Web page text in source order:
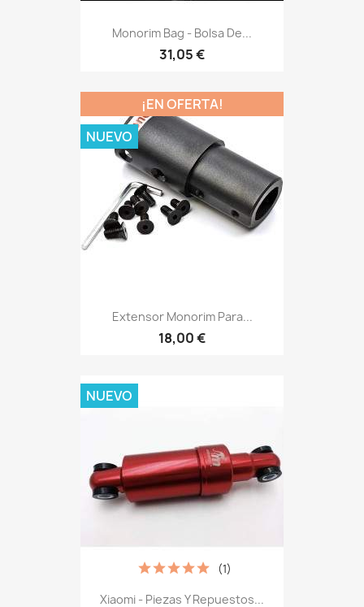
Monorim Bag - Bolsa De...
31,05 €
Extensor Monorim Para...
18,00 €
¡EN OFERTA!
NUEVO
Xiaomi - Piezas Y Repuestos...
(1)
NUEVO